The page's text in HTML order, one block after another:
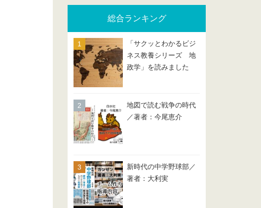
総合ランキング
「サクッとわかるビジ
ネス教養シリーズ 地
政学」を読みました
地図で読む戦争の時代
／著者：今尾恵介
新時代の中学野球部／
著者：大利実